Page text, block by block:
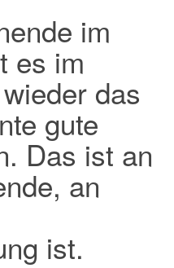
im
es im
das
gute
Das ist an
an
ist.